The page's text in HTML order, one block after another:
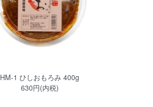
HM-1 ひしおもろみ 400g
630円(内税)